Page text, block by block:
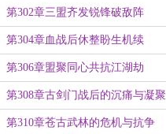
第302章三盟齐发锐锋破敌阵
第304章血战后休整盼生机续
第306章盟聚同心共抗江湖劫
第308章古剑门战后的沉痛与凝聚
第310章苍古武林的危机与抗争